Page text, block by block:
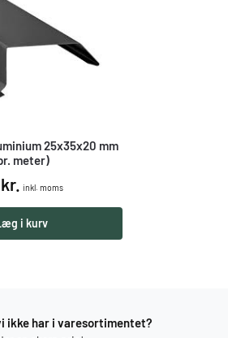
25x35x20 mm
meter)
kr. inkl. moms
i kurv
ikke har i varesortimentet?